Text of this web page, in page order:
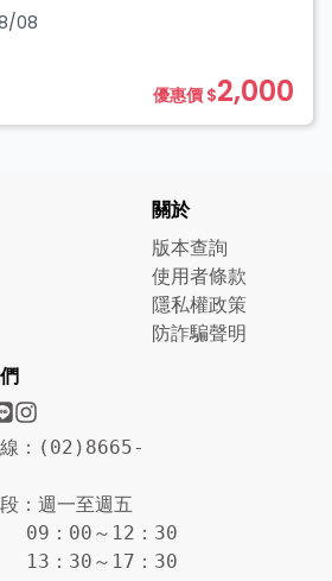
08
優惠價 $2,000
關於
版本查詢
使用者條款
隱私權政策
防詐騙聲明
線：(02)8665-
：週一至週五
09：00～12：30
13：30～17：30